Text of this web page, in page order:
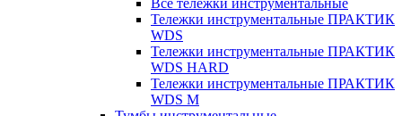
Все тележки инструментальные
Тележки инструментальные ПРАКТИК
WDS
Тележки инструментальные ПРАКТИК
WDS HARD
Тележки инструментальные ПРАКТИК
WDS M